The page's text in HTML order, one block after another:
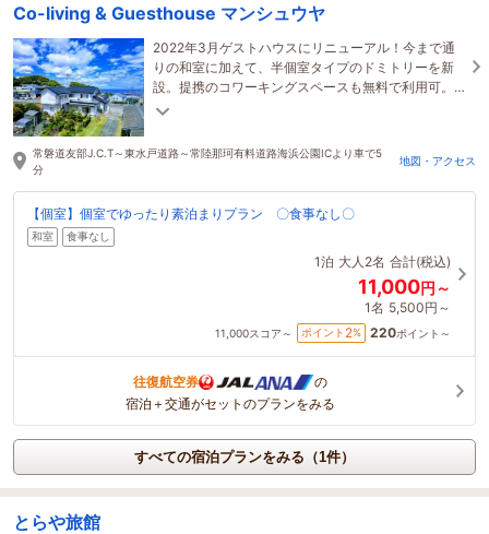
Co-living & Guesthouse マンシュウヤ
2022年3月ゲストハウスにリニューアル！今まで通
りの和室に加えて、半個室タイプのドミトリーを新
設。提携のコワーキングスペースも無料で利用可。
海岸まで徒歩5分。ひたち海浜公園まで車で10分で
常磐道友部J.C.T～東水戸道路～常陸那珂有料道路海浜公園ICより車で5
分
地図・アクセス
【個室】個室でゆったり素泊まりプラン 〇食事なし〇
和室 食事なし
1泊 大人2名 合計(税込)
11,000円～
1名 5,500円～
11,000スコア～ ポイント 2% 220ポイント～
往復航空券
の
宿泊＋交通がセットのプランをみる
すべての宿泊プランをみる（1件）
とらや旅館